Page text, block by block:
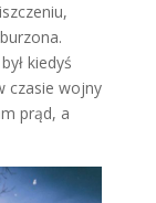
kiedyś
czasie wojny
prąd, a